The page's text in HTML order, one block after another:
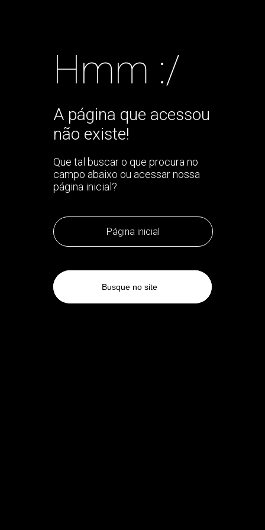
Hmm :/
A página que acessou
não existe!
Que tal buscar o que procura no
campo abaixo ou acessar nossa
página inicial?
Página inicial